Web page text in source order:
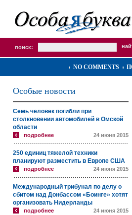
поиск:
NO COMMENTS
Особые новости
Семь человек погибли при
столкновении автомобилей в Омской
области
подробнее 24 июня 2015
250 единиц тяжелой техники
планируют разместить в Европе США
подробнее 24 июня 2015
Международный трибунал по делу о
сбитом над Донбассом «Боинге» хотят
организовать Нидерланды
подробнее 24 июня 2015